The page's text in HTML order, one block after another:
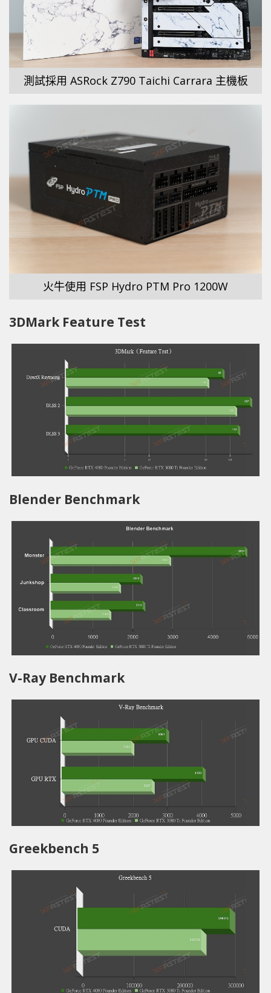
測試採用 ASRock Z790 Taichi Carrara 主機板
火牛使用 FSP Hydro PTM Pro 1200W
3DMark Feature Test
Blender Benchmark
V-Ray Benchmark
Greekbench 5